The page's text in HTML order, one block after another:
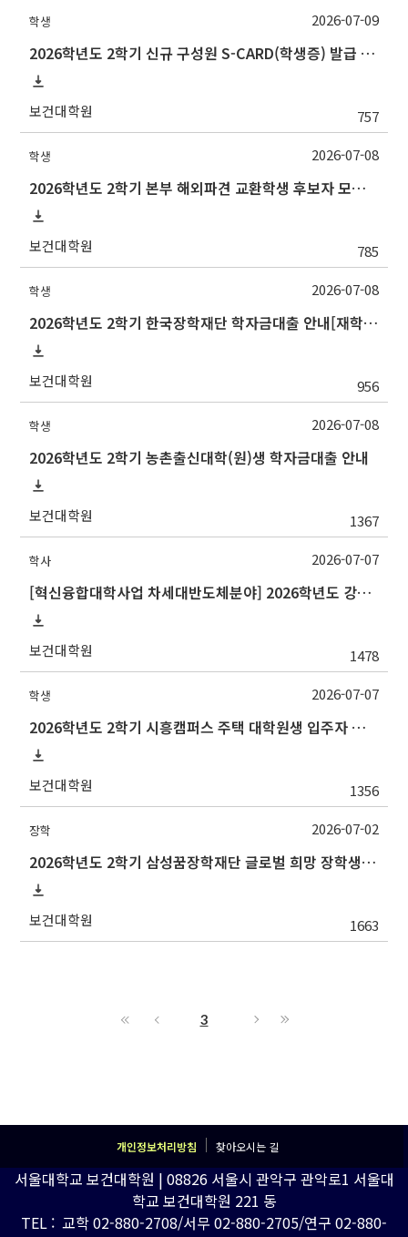
학생
2026학년도 2학기 신규 구성원 S-CARD(학생증) 발급 안내
보건대학원 757
2026-07-09
학생
2026학년도 2학기 본부 해외파견 교환학생 후보자 모집 안내
보건대학원 785
2026-07-08
학생
2026학년도 2학기 한국장학재단 학자금대출 안내[재학생]
보건대학원 956
2026-07-08
학생
2026학년도 2학기 농촌출신대학(원)생 학자금대출 안내
보건대학원 1367
2026-07-08
학사
[혁신융합대학사업 차세대반도체분야] 2026학년도 강원대학교 2학기 교류 수학 안내
보건대학원 1478
2026-07-07
학생
2026학년도 2학기 시흥캠퍼스 주택 대학원생 입주자 모집 안내
보건대학원 1356
2026-07-07
장학
2026학년도 2학기 삼성꿈장학재단 글로벌 희망 장학생(Global Hope Scholarship) 선발 안내
보건대학원 1663
2026-07-02
3
개인정보처리방침 찾아오시는 길
서울대학교 보건대학원 | 08826 서울시 관악구 관악로1 서울대
학교 보건대학원 221 동
TEL : 교학 02-880-2708/서무 02-880-2705/연구 02-880-